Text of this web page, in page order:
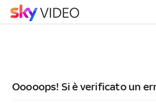
Ooooops! Si è verificato un